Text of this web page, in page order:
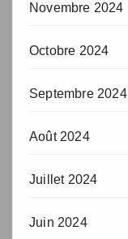
Novembre 2024
Octobre 2024
Septembre 2024
Août 2024
Juillet 2024
Juin 2024